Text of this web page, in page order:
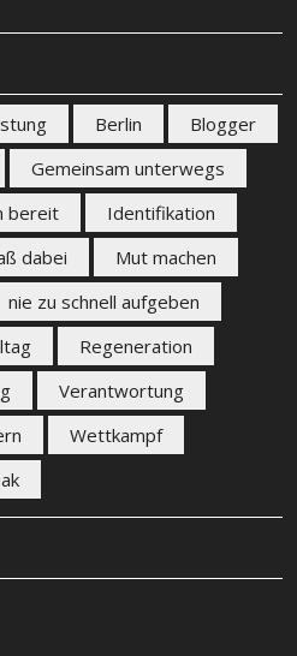
Berlin
Blogger
Gemeinsam unterwegs
bereit
Identifikation
dabei
Mut machen
nie zu schnell aufgeben
Regeneration
Verantwortung
Wettkampf